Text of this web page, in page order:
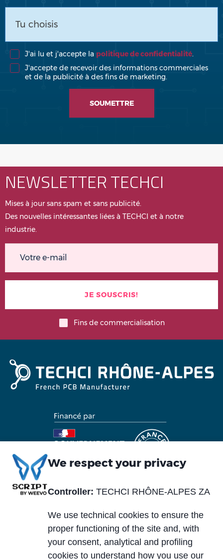
Tu choisis
J'ai lu et j'accepte la politique de confidentialité.
J'accepte de recevoir des informations commerciales
et de la publicité à des fins de marketing.
NEWSLETTER TECHCI
Mises à jour sans spam et sans publicité.
Des nouvelles intéressantes liées à TECHCI et à notre
industrie.
Fins de commercialisation
PièA propos
Matériaux
Prestations de
service
Marchés
We respect your privacy
Controller: TECHCI RHÔNE-ALPES ZA
We use technical cookies to ensure the
proper functioning of the site and, with
your consent, analytical and profiling
cookies to understand how you use our